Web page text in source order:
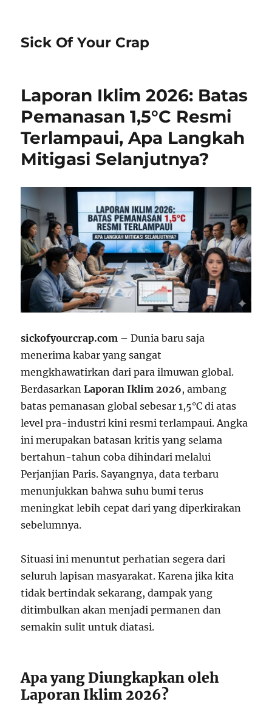
Sick Of Your Crap
Laporan Iklim 2026: Batas
Pemanasan 1,5°C Resmi
Terlampaui, Apa Langkah
Mitigasi Selanjutnya?
sickofyourcrap.com – Dunia baru saja
menerima kabar yang sangat
mengkhawatirkan dari para ilmuwan global.
BerdasarkanLaporan Iklim 2026, ambang
batas pemanasan global sebesar 1,5°C di atas
level pra-industri kini resmi terlampaui. Angka
ini merupakan batasan kritis yang selama
bertahun-tahun coba dihindari melalui
Perjanjian Paris. Sayangnya, data terbaru
menunjukkan bahwa suhu bumi terus
meningkat lebih cepat dari yang diperkirakan
sebelumnya.
Situasi ini menuntut perhatian segera dari
seluruh lapisan masyarakat. Karena jika kita
tidak bertindak sekarang, dampak yang
ditimbulkan akan menjadi permanen dan
semakin sulit untuk diatasi.
Apa yang Diungkapkan oleh
Laporan Iklim 2026?